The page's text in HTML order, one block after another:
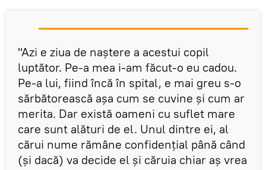
"Azi e ziua de naștere a acestui copil
luptător. Pe-a mea i-am făcut-o eu cadou.
Pe-a lui, fiind încă în spital, e mai greu s-o
sărbătorească așa cum se cuvine și cum ar
merita. Dar există oameni cu suflet mare
care sunt alături de el. Unul dintre ei, al
cărui nume rămâne confidențial până când
(și dacă) va decide el și căruia chiar aș vrea